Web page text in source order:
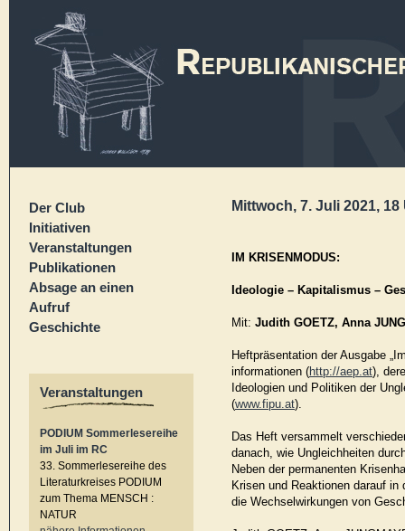
Der Club
Initiativen
Veranstaltungen
Publikationen
Absage an einen
Aufruf
Geschichte
Veranstaltungen
PODIUM Sommerlesereihe
im Juli im RC
33. Sommerlesereihe des
Literaturkreises PODIUM
zum Thema MENSCH :
NATUR
Mittwoch, 7. Juli 2021, 18
IM KRISENMODUS:
Ideologie – Kapitalismus –
Mit: Judith GOETZ, Anna
Heftpräsentation der Ausgabe
informationen (http://aep.at),
Ideologien und Politiken der
(www.fipu.at).
Das Heft versammelt
danach, wie Ungleichheiten
Neben der permanenten
Krisen und Reaktionen darauf
die Wechselwirkungen von